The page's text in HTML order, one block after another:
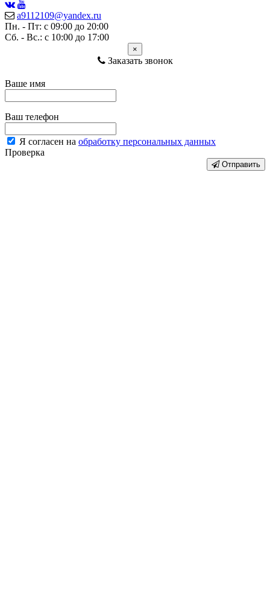
a9112109@yandex.ru
Пн. - Пт: с 09:00 до 20:00
Сб. - Вс.: с 10:00 до 17:00
×
Заказать звонок
Ваше имя
Ваш телефон
Я согласен на обработку персональных данных
Проверка
Отправить